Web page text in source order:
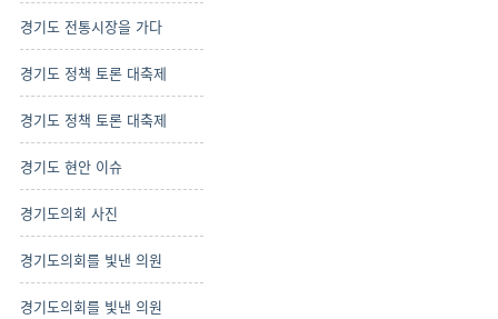
경기도 전통시장을 가다
경기도 정책 토론 대축제
경기도 정책 토론 대축제
경기도 현안 이슈
경기도의회 사진
경기도의회를 빛낸 의원
경기도의회를 빛낸 의원